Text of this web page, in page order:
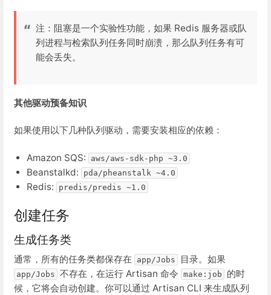
注：阻塞是一个实验性功能，如果 Redis 服务器或队
列进程与检索队列任务同时崩溃，那么队列任务有可
能会丢失。
其他驱动预备知识
如果使用以下几种队列驱动，需要安装相应的依赖：
Amazon SQS: aws/aws-sdk-php ~3.0
Beanstalkd: pda/pheanstalk ~4.0
Redis: predis/predis ~1.0
创建任务
生成任务类
通常，所有的任务类都保存在 app/Jobs 目录。如果
app/Jobs 不存在，在运行 Artisan 命令 make:job
的时
候，它将会自动创建。你可以通过 Artisan CLI 来生成队列